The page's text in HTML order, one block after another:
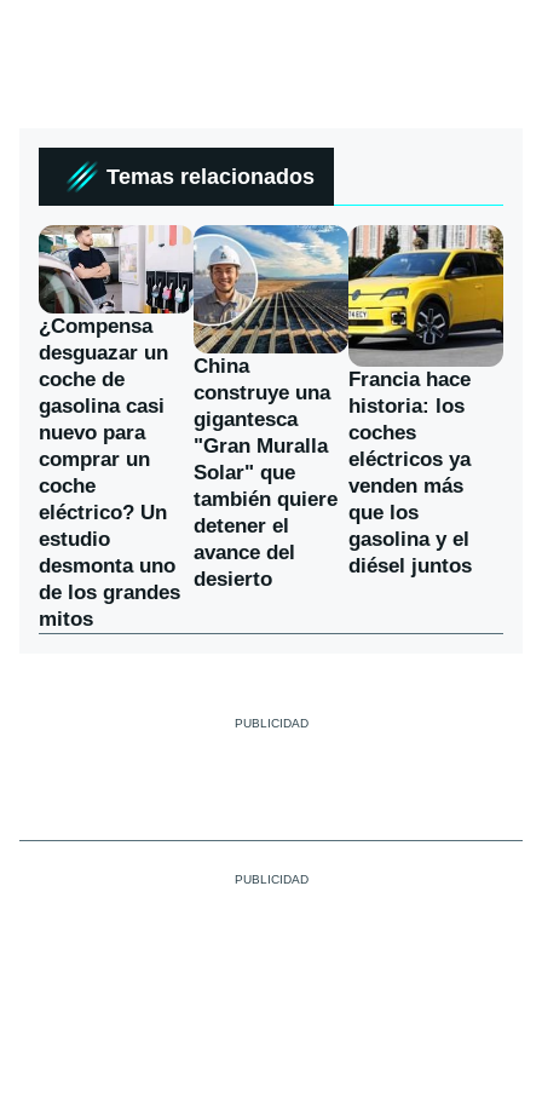
Temas relacionados
¿Compensa
desguazar un
coche de
gasolina casi
nuevo para
comprar un
coche
eléctrico? Un
estudio
desmonta uno
de los grandes
mitos
China
construye una
gigantesca
"Gran Muralla
Solar" que
también quiere
detener el
avance del
desierto
Francia hace
historia: los
coches
eléctricos ya
venden más
que los
gasolina y el
diésel juntos